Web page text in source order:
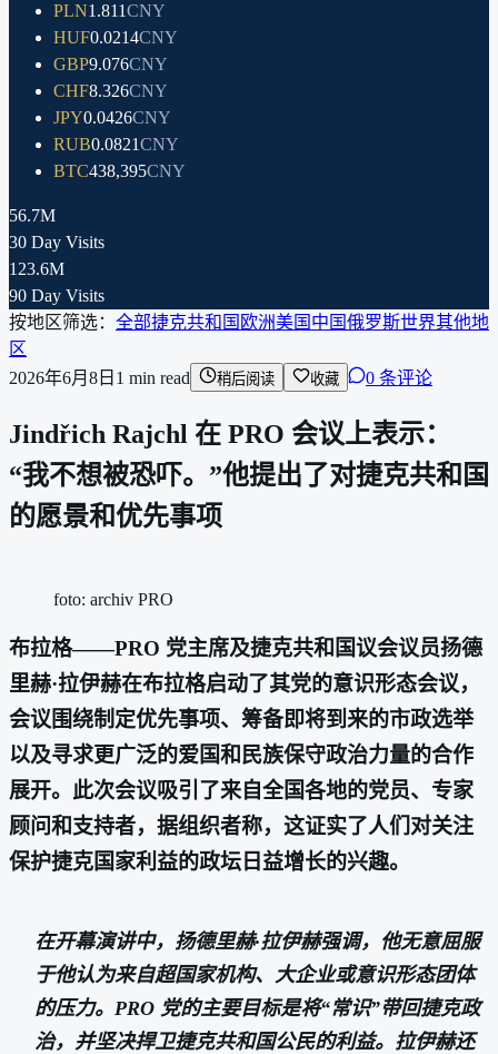
PLN1.811CNY
HUF0.0214CNY
GBP9.076CNY
CHF8.326CNY
JPY0.0426CNY
RUB0.0821CNY
BTC438,395CNY
56.7M
30 Day Visits
123.6M
90 Day Visits
按地区筛选： 全部捷克共和国 欧洲美国 中国俄罗斯世界其他地
区
2026年6月8日 1 min read 稍后阅读 收藏 0 条评论
Jindřich Rajchl 在 PRO 会议上表示：
“我不想被恐吓。”他提出了对捷克共和国
的愿景和优先事项
foto: archiv PRO
布拉格——PRO 党主席及捷克共和国议会议员扬德
里赫·拉伊赫在布拉格启动了其党的意识形态会议，
会议围绕制定优先事项、筹备即将到来的市政选举
以及寻求更广泛的爱国和民族保守政治力量的合作
展开。此次会议吸引了来自全国各地的党员、专家
顾问和支持者，据组织者称，这证实了人们对关注
保护捷克国家利益的政坛日益增长的兴趣。
在开幕演讲中，扬德里赫·拉伊赫强调，他无意屈服
于他认为来自超国家机构、大企业或意识形态团体
的压力。PRO 党的主要目标是将“常识”带回捷克政
治，并坚决捍卫捷克共和国公民的利益。拉伊赫还